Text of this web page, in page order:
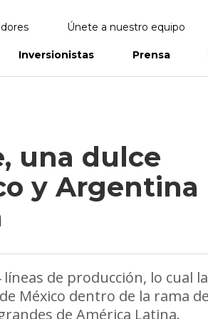
Únete a nuestro equipo
Inversionistas Prensa
una dulce
y Argentina
de producción, lo cual la
México dentro de la rama de
de América Latina.